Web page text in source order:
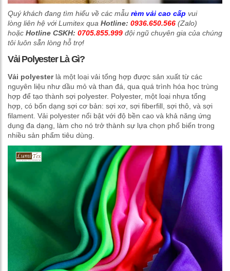
Quý khách đang tìm hiểu về các mẫu rèm vải cao cấp vui
lòng liên hệ với Lumitex qua Hotline: 0936.650.566 (Zalo)
hoặc Hotline CSKH: 0705.855.999 đội ngũ chuyên gia của chúng
tôi luôn sẵn lòng hỗ trợ!
Vải Polyester Là Gì?
Vải polyester là một loại vải tổng hợp được sản xuất từ các
nguyên liệu như dầu mỏ và than đá, qua quá trình hóa học trùng
hợp để tạo thành sợi polyester. Polyester, một loại nhựa tổng
hợp, có bốn dạng sợi cơ bản: sợi xơ, sợi fiberfill, sợi thô, và sợi
filament. Vải polyester nổi bật với độ bền cao và khả năng ứng
dụng đa dạng, làm cho nó trở thành sự lựa chọn phổ biến trong
nhiều sản phẩm tiêu dùng.